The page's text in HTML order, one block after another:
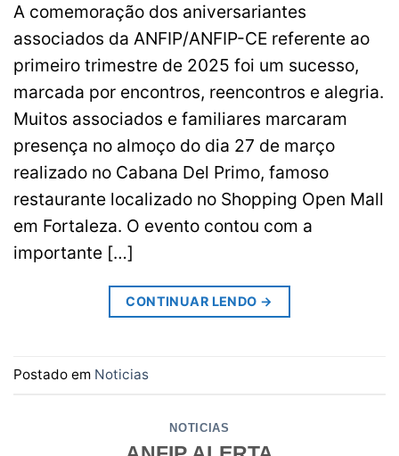
A comemoração dos aniversariantes
associados da ANFIP/ANFIP-CE referente ao
primeiro trimestre de 2025 foi um sucesso,
marcada por encontros, reencontros e alegria.
Muitos associados e familiares marcaram
presença no almoço do dia 27 de março
realizado no Cabana Del Primo, famoso
restaurante localizado no Shopping Open Mall
em Fortaleza. O evento contou com a
importante […]
CONTINUAR LENDO →
Postado em Noticias
NOTICIAS